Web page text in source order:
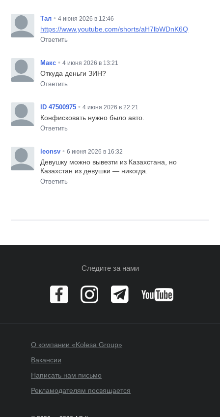
Тал • 4 июня 2026 в 12:46
https://www.youtube.com/shorts/aH7lbWDnK6Q
Ответить
Макс • 4 июня 2026 в 13:21
Откуда деньги ЗИН?
Ответить
ID 47500975 • 4 июня 2026 в 22:21
Конфисковать нужно было авто.
Ответить
leonsv • 6 июня 2026 в 16:32
Девушку можно вывезти из Казахстана, но
Казахстан из девушки — никогда.
Ответить
Следите за нами
О компании «Kolesa Group»
Вакансии
Написать нам письмо
Рекламодателям посвящается